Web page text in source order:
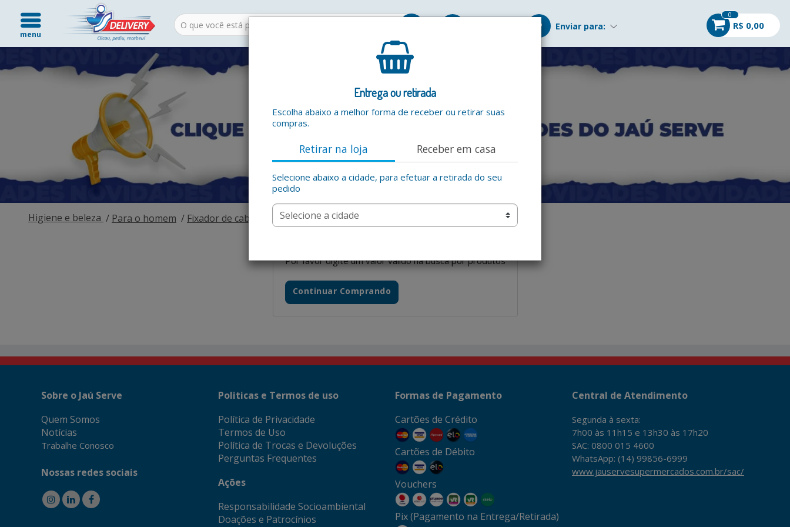
menu
Enviar para:
0
R$ 0,00
Entrega ou retirada
Escolha abaixo a melhor forma de receber ou retirar suas
compras.
Retirar na loja Receber em casa
Selecione abaixo a cidade, para efetuar a retirada do seu
pedido
Higiene e beleza Para o homem Fixador de cabelos
Por favor digite um valor valido na busca por produtos
Continuar Comprando
Sobre o Jaú Serve
Quem Somos
Notícias
Trabalhe Conosco
Nossas redes sociais
Politicas e Termos de uso
Política de Privacidade
Termos de Uso
Política de Trocas e Devoluções
Perguntas Frequentes
Ações
Responsabilidade Socioambiental
Doações e Patrocínios
Formas de Pagamento
Cartões de Crédito
Cartões de Débito
Vouchers
Pix (Pagamento na Entrega/Retirada)
Central de Atendimento
Segunda à sexta:
7h00 às 11h15 e 13h30 às 17h20
SAC: 0800 015 4600
WhatsApp: (14) 99856-6999
www.jauservesupermercados.com.br/sac/